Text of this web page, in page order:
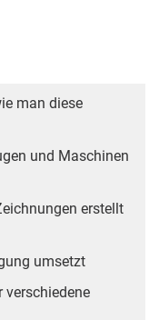
man diese
und Maschinen
erstellt
umsetzt
verschiedene